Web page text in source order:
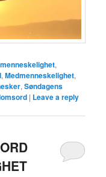
,
,Medmenneskelighet,
,Søndagens
| Leave a reply